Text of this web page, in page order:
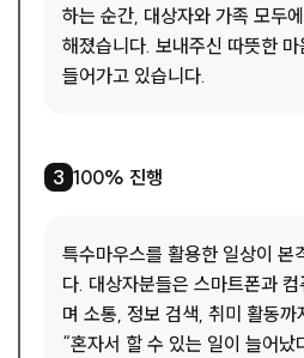
하는 순간, 대상자와 가족 모두
해졌습니다. 보내주신 따뜻한
들어가고 있습니다.
3 100% 진행
특수마우스를 활용한 일상이 본
다. 대상자분들은 스마트폰과
며 소통, 정보 검색, 취미 활동까
“혼자서 할 수 있는 일이 늘어났